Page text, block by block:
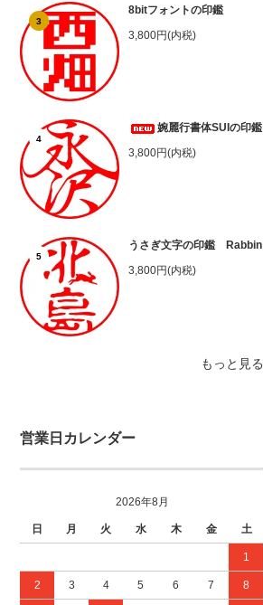
3
8bitフォントの印鑑
3,800円(内税)
4
婉麗行書体SUIの印鑑
3,800円(内税)
5
うさぎ文字の印鑑 Rabbin
3,800円(内税)
もっと見る
営業日カレンダー
2026年8月
日 月 火 水 木 金 土
1
2 3 4 5 6 7 8